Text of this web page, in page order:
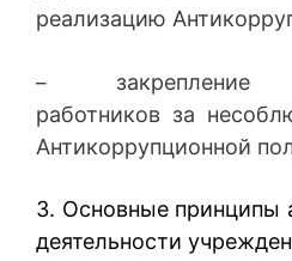
реализацию
– закрепление
работников за
Антикоррупционной
3. Основные принципы
деятельности